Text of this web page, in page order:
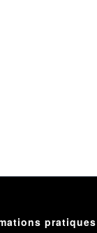
pratiques